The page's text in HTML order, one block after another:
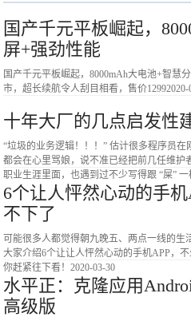
国产千元平板崛起，
屏+强劲性能
国产千元平板崛起，8000mAh大电池+智慧
市，超长续航令人刮目相看，售价12992020-
十年大厂的几点启发性
“垃圾的业务逻辑！！！” 估计很多程序员在
都会在心里骂娘，说不准已经把前几任维护
职业生涯里面，也遇到过不少写得跟 “屎”
6个让人怦然心动的手
不下了
可能很多人都觉得朝九晚五、两点一线的
大家介绍6个让让人怦然心动的手机APP，
你赶紧往下看！2020-03-30
水平正：克隆应用
高级版